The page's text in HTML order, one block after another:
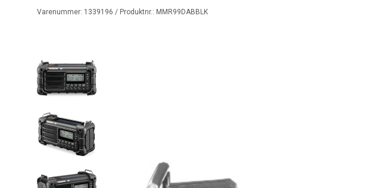
Varenummer: 1339196 / Produktnr.: MMR99DABBLK